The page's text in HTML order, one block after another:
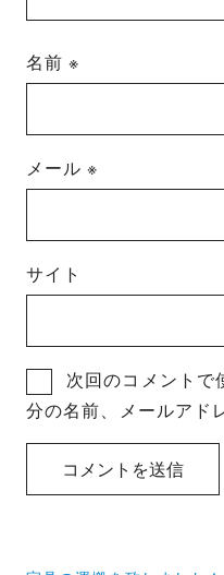
名前※
メール※
サイト
次回のコメントで
分の名前、メールアド
投